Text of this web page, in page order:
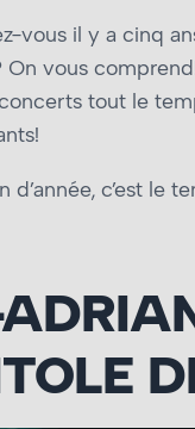
vous il y a cinq
On vous
tout le
d’année, c’est le